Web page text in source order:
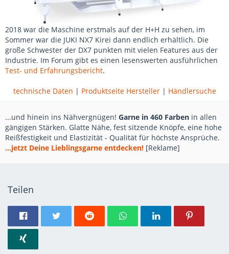
2018 war die Maschine erstmals auf der H+H zu sehen, im
Sommer war die JUKI NX7 Kirei dann endlich erhältlich. Die
große Schwester der DX7 punkten mit vielen Features aus der
Industrie. Im Forum gibt es einen lesenswerten ausführlichen
Test- und Erfahrungsbericht.
technische Daten | Produktseite Hersteller| Händlersuche
...und hinein ins Nähvergnügen! Garne in 460 Farben in allen
gängigen Stärken. Glatte Nähe, fest sitzende Knöpfe, eine hohe
Reißfestigkeit und Elastizität - Qualität für höchste Ansprüche.
...jetzt Deine Lieblingsgarne entdecken! [Reklame]
Teilen